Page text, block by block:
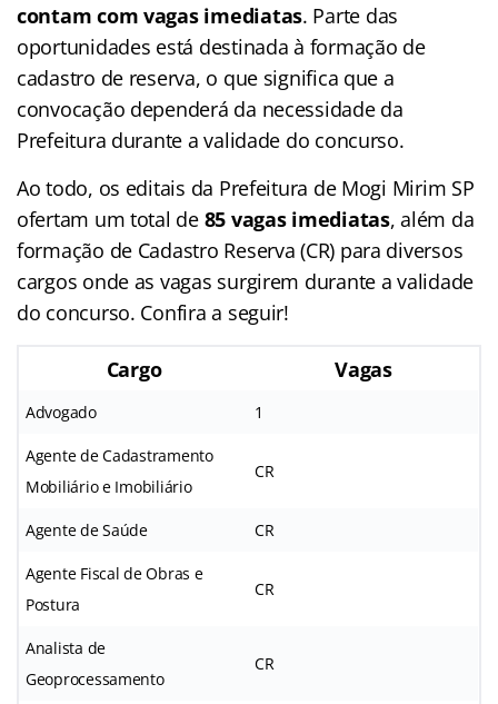
contam com vagas imediatas. Parte das
oportunidades está destinada à formação de
cadastro de reserva, o que significa que a
convocação dependerá da necessidade da
Prefeitura durante a validade do concurso.
Ao todo, os editais da Prefeitura de Mogi Mirim SP
ofertam um total de85 vagas imediatas, além da
formação de Cadastro Reserva (CR) para diversos
cargos onde as vagas surgirem durante a validade
do concurso. Confira a seguir!
Cargo Vagas
Advogado 1
Agente de Cadastramento
Mobiliário e Imobiliário
CR
Agente de Saúde CR
Agente Fiscal de Obras e
Postura
CR
Analista de
Geoprocessamento
CR